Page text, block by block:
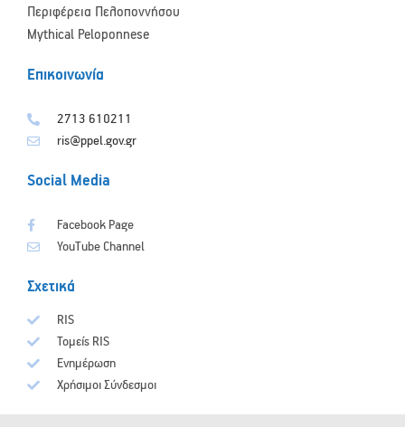
Περιφέρεια Πελοποννήσου
Mythical Peloponnese
Επικοινωνία
2713 610211
ris@ppel.gov.gr
Social Media
Facebook Page
YouTube Channel
Σχετικά
RIS
Τομείς RIS
Ενημέρωση
Χρήσιμοι Σύνδεσμοι